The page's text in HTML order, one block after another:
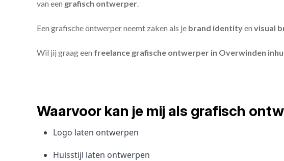
van een grafisch ontwerper.
Een grafische ontwerper neemt zaken als je brand identityen visual
Wil jij graag een freelance grafische ontwerper in Overwinden
Waarvoor kan je mij als grafisch
Logo laten ontwerpen
Huisstijl laten ontwerpen